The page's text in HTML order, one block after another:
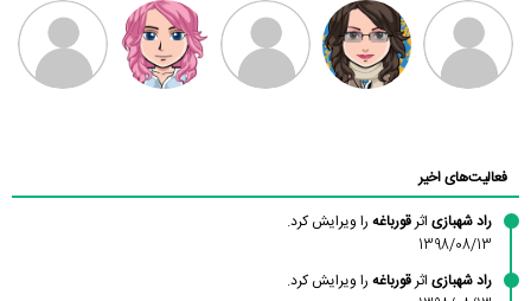
سامان راحمی امیردلتا امیروو ملیکا منتظری عارفه داستانپور
فعالیت‌های اخیر
راد شهبازی اثرقورباغه را ویرایش کرد.
1398/08/13
راد شهبازی اثرقورباغه را ویرایش کرد.